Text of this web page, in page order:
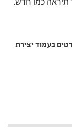
תיראה כמו חדש.
0899, או מלאו פרטים בעמוד יצירת